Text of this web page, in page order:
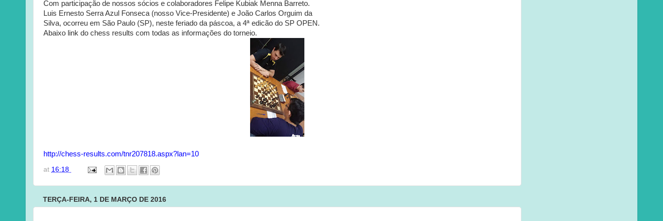
Com participação de nossos sócios e colaboradores Felipe Kubiak Menna Barreto.
Luis Ernesto Serra Azul Fonseca (nosso Vice-Presidente) e João Carlos Orguim da
Silva, ocorreu em São Paulo (SP), neste feriado da páscoa, a 4ª edicão do SP OPEN.
Abaixo link do chess results com todas as informações do torneio.
http://chess-results.com/tnr207818.aspx?lan=10
at 16:18
TERÇA-FEIRA, 1 DE MARÇO DE 2016